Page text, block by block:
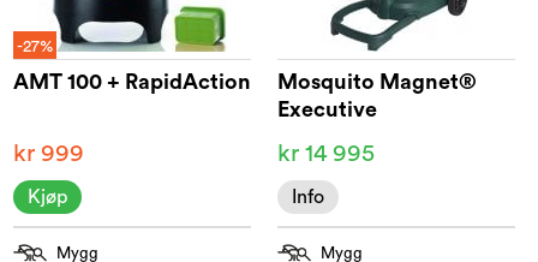
-27%
AMT 100 + RapidAction
kr 999
Kjøp
Mosquito Magnet®
Executive
kr 14 995
Info
Mygg Mygg